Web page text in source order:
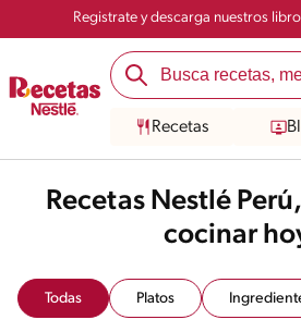
Registrate y descarga nuestros
Recetas
Recetas Nestlé
cocinar
Todas Platos